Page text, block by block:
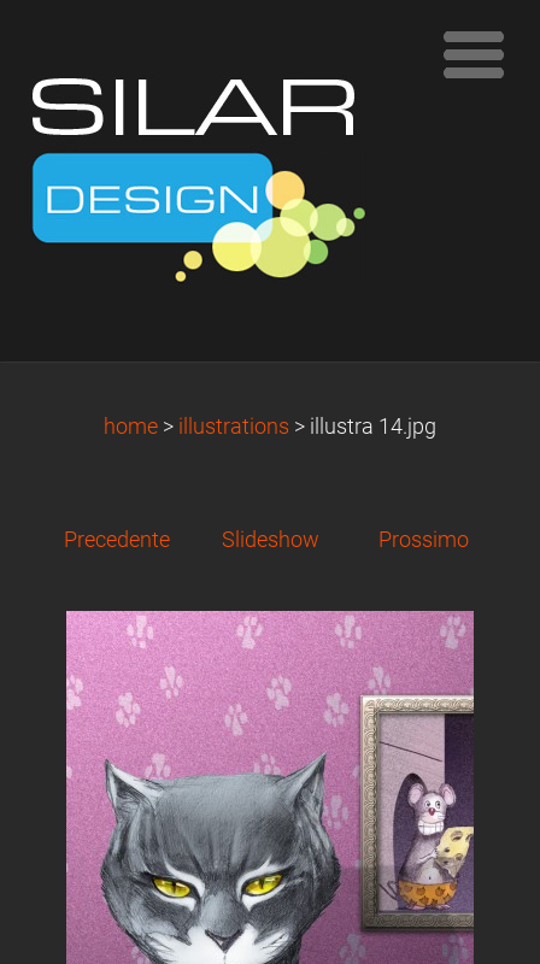
home > illustrations > illustra 14.jpg
Precedente Slideshow Prossimo